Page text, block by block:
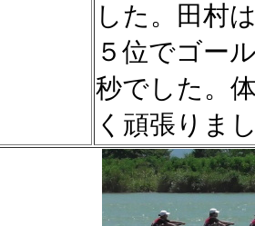
した。田村
５位でゴー
秒でした。
く頑張りま